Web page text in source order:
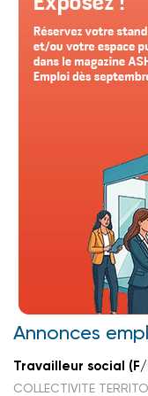
Annonces
Travailleur social (F/
COLLECTIVITE